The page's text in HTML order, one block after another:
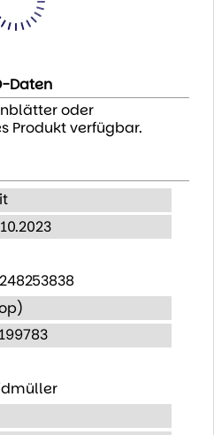
Daten
oder
Produkt verfügbar.